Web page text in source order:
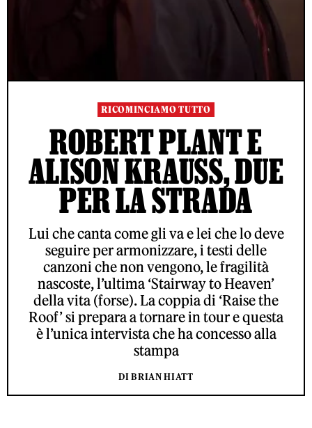
RICOMINCIAMO TUTTO
ROBERT PLANT E
ALISON KRAUSS, DUE
PER LA STRADA
Lui che canta come gli va e lei che lo deve
seguire per armonizzare, i testi delle
canzoni che non vengono, le fragilità
nascoste, l’ultima ‘Stairway to Heaven’
della vita (forse). La coppia di ‘Raise the
Roof’ si prepara a tornare in tour e questa
è l’unica intervista che ha concesso alla
stampa
DI BRIAN HIATT